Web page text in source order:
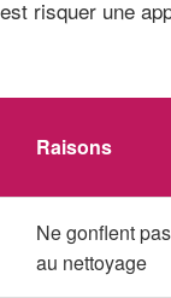
risquer une
Raisons
Ne gonflent
au nettoyage